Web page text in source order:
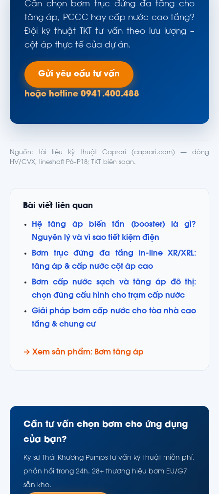
Cần chọn bơm trục đứng đa tầng cho
tăng áp, PCCC hay cấp nước cao tầng?
Đội kỹ thuật TKT tư vấn theo lưu lượng –
cột áp thực tế của dự án.
Gửi yêu cầu tư vấn
hoặc hotline 0941.400.488
Nguồn: tài liệu kỹ thuật Caprari (caprari.com) — dòng
HV/CVX, lineshaft P6–P18; TKT biên soạn.
Bài viết liên quan
Hệ tăng áp biến tần (booster) là gì?
Nguyên lý và vì sao tiết kiệm điện
Bơm trục đứng đa tầng in-line XR/XRL:
tăng áp & cấp nước cột áp cao
Bơm cấp nước sạch và tăng áp đô thị:
chọn đúng cấu hình cho trạm cấp nước
Giải pháp bơm cấp nước cho tòa nhà cao
tầng & chung cư
→ Xem sản phẩm: Bơm tăng áp
Cần tư vấn chọn bơm cho ứng dụng
của bạn?
Kỹ sư Thái Khương Pumps tư vấn kỹ thuật miễn phí,
phản hồi trong 24h. 28+ thương hiệu bơm EU/G7
sẵn kho.